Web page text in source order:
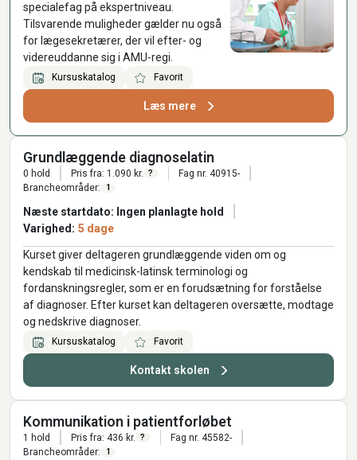
specialefag på ekspertniveau.
Tilsvarende muligheder gælder nu også
for lægesekretærer, der vil efter- og
videreuddanne sig i AMU-regi.
Kursuskatalog Favorit
Læs mere
Grundlæggende diagnoselatin
0 hold Pris fra: 1.090 kr. ?
Fag nr. 40915-
Brancheområder:
1
Næste startdato: Ingen planlagte hold
Varighed: 5 dage
Kurset giver deltageren grundlæggende viden om og
kendskab til medicinsk-latinsk terminologi og
fordanskningsregler, som er en forudsætning for forståelse
af diagnoser. Efter kurset kan deltageren oversætte, modtage
og nedskrive diagnoser.
Kursuskatalog Favorit
Kontakt skolen
Kommunikation i patientforløbet
1 hold Pris fra: 436 kr. ?
Fag nr. 45582-
Brancheområder:
1